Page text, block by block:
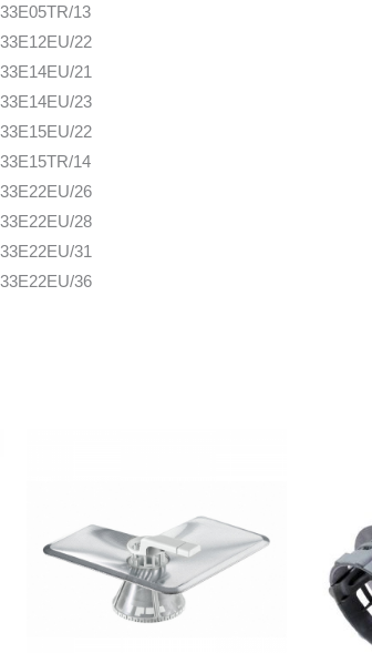
13
22
21
23
22
14
26
28
31
36
31
23
26
28
31
36
39